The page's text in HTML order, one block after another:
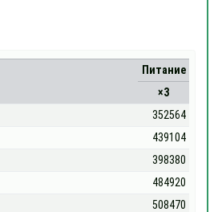
Питание
×3
352564
439104
398380
484920
508470